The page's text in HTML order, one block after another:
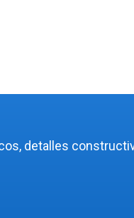
detalles